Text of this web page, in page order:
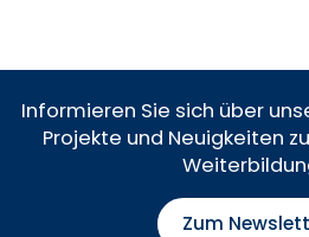
Informieren Sie sich über
Projekte und Neuigkeiten
Zum